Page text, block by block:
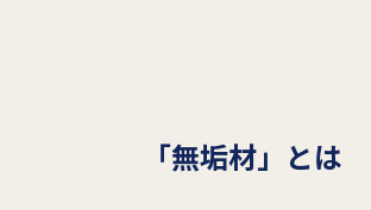
「無垢材」とは